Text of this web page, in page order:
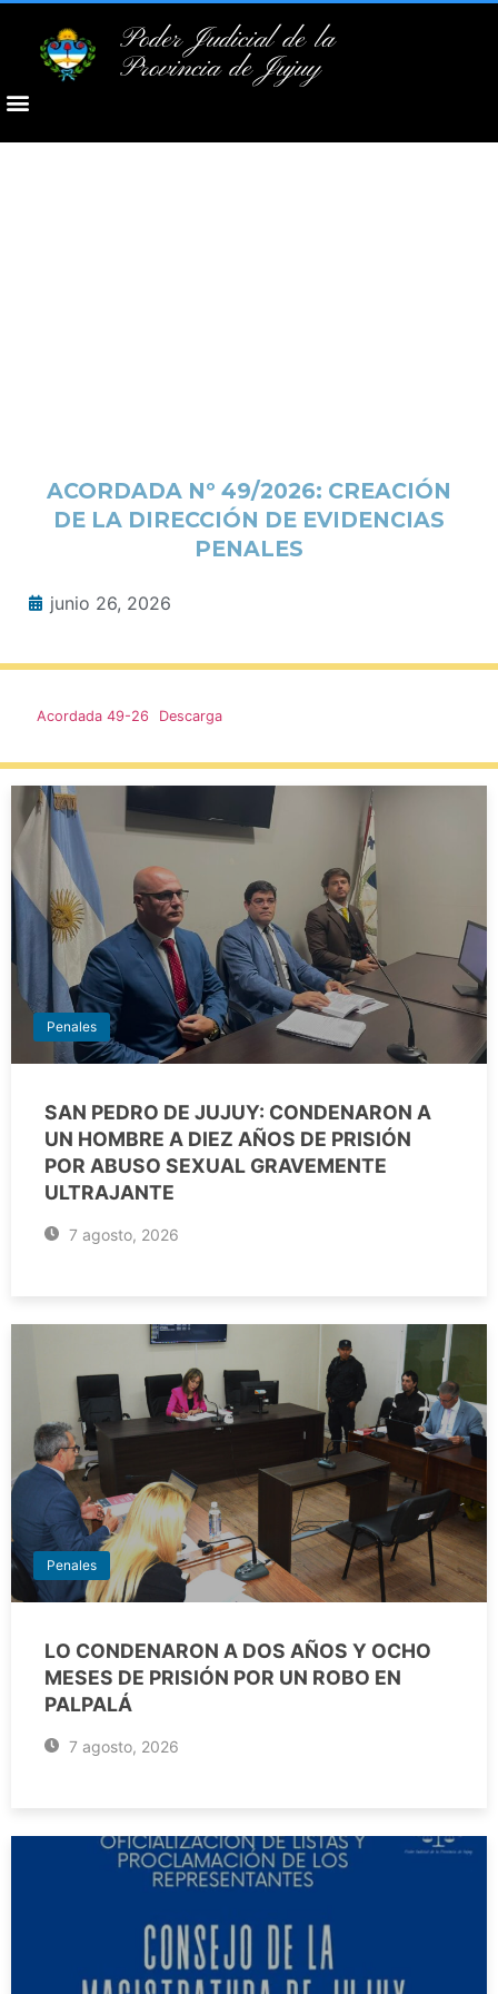
Poder Judicial de la
Provincia de Jujuy
ACORDADA Nº 49/2026: CREACIÓN
DE LA DIRECCIÓN DE EVIDENCIAS
PENALES
junio 26, 2026
Acordada 49-26 Descarga
Penales
SAN PEDRO DE JUJUY: CONDENARON A
UN HOMBRE A DIEZ AÑOS DE PRISIÓN
POR ABUSO SEXUAL GRAVEMENTE
ULTRAJANTE
7 agosto, 2026
Penales
LO CONDENARON A DOS AÑOS Y OCHO
MESES DE PRISIÓN POR UN ROBO EN
PALPALÁ
7 agosto, 2026